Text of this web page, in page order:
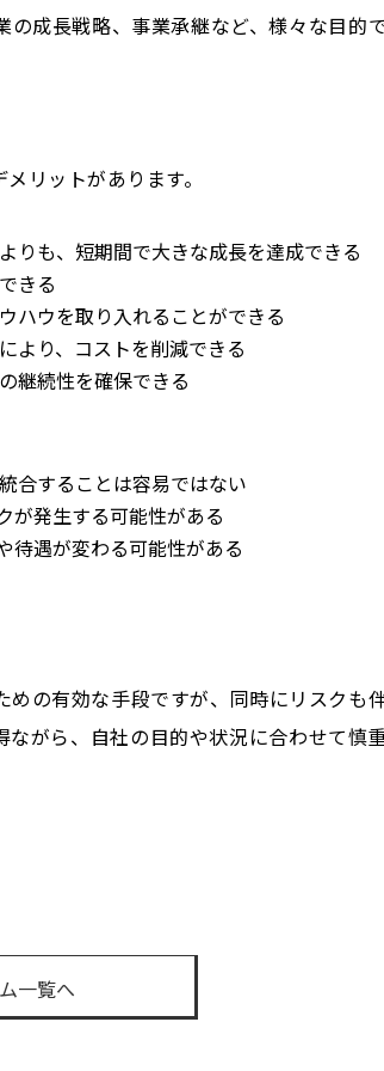
の成長戦略、事業承継など、様々な目的
リットがあります。
りも、短期間で大きな成長を達成できる
きる
ハウを取り入れることができる
より、コストを削減できる
継続性を確保できる
合することは容易ではない
が発生する可能性がある
待遇が変わる可能性がある
めの有効な手段ですが、同時にリスクも
ながら、自社の目的や状況に合わせて慎
一覧へ